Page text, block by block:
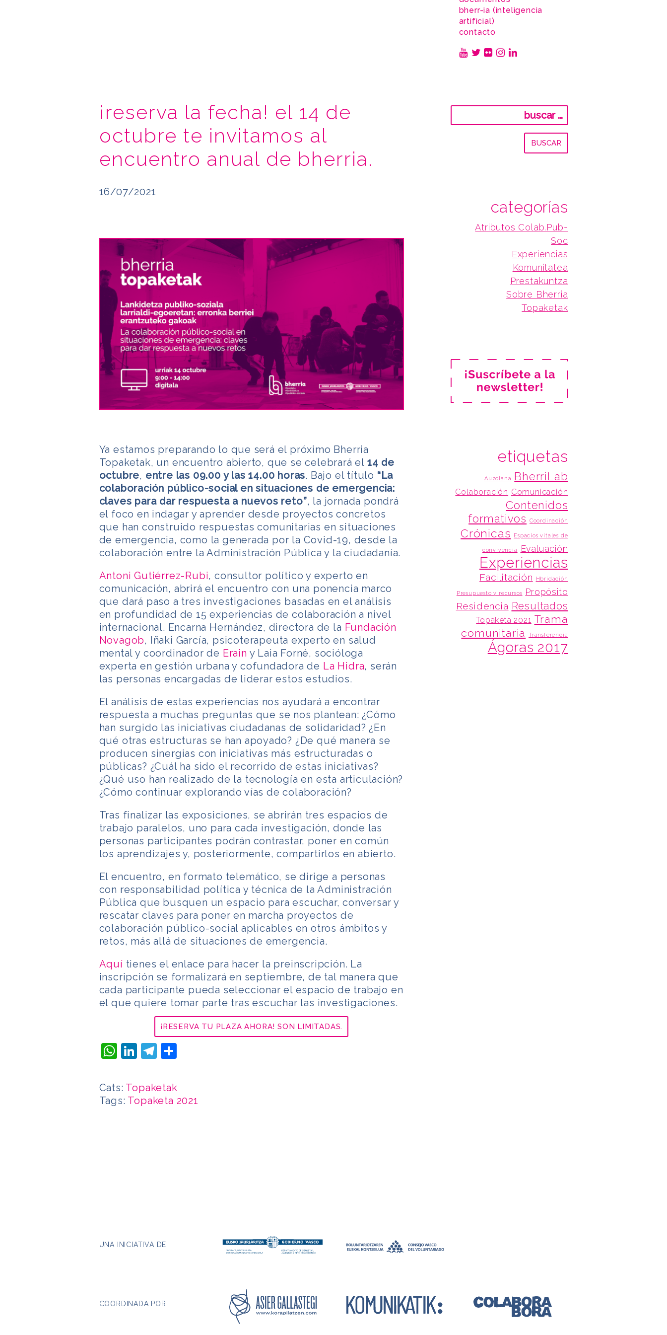
bherr-ia (inteligencia
artificial)
contacto
¡reserva la fecha! el 14 de
octubre te invitamos al
encuentro anual de bherria.
16/07/2021
Ya estamos preparando lo que será el próximo Bherria
Topaketak, un encuentro abierto, que se celebrará el 14 de
octubre, entre las 09.00 y las 14.00 horas. Bajo el título “La
colaboración público-social en situaciones de emergencia:
claves para dar respuesta a nuevos reto”, la jornada pondrá
el foco en indagar y aprender desde proyectos concretos
que han construido respuestas comunitarias en situaciones
de emergencia, como la generada por la Covid-19, desde la
colaboración entre la Administración Pública y la ciudadanía.
Antoni Gutiérrez-Rubi, consultor político y experto en
comunicación, abrirá el encuentro con una ponencia marco
que dará paso a tres investigaciones basadas en el análisis
en profundidad de 15 experiencias de colaboración a nivel
internacional. Encarna Hernández, directora de la Fundación
Novagob, Iñaki García, psicoterapeuta experto en salud
mental y coordinador de Erain y Laia Forné, socióloga
experta en gestión urbana y cofundadora de La Hidra, serán
las personas encargadas de liderar estos estudios.
El análisis de estas experiencias nos ayudará a encontrar
respuesta a muchas preguntas que se nos plantean: ¿Cómo
han surgido las iniciativas ciudadanas de solidaridad? ¿En
qué otras estructuras se han apoyado? ¿De qué manera se
producen sinergias con iniciativas más estructuradas o
públicas? ¿Cuál ha sido el recorrido de estas iniciativas?
¿Qué uso han realizado de la tecnología en esta articulación?
¿Cómo continuar explorando vías de colaboración?
Tras finalizar las exposiciones, se abrirán tres espacios de
trabajo paralelos, uno para cada investigación, donde las
personas participantes podrán contrastar, poner en común
los aprendizajes y, posteriormente, compartirlos en abierto.
El encuentro, en formato telemático, se dirige a personas
con responsabilidad política y técnica de la Administración
Pública que busquen un espacio para escuchar, conversar y
rescatar claves para poner en marcha proyectos de
colaboración público-social aplicables en otros ámbitos y
retos, más allá de situaciones de emergencia.
Aquí tienes el enlace para hacer la preinscripción. La
inscripción se formalizará en septiembre, de tal manera que
cada participante pueda seleccionar el espacio de trabajo en
el que quiere tomar parte tras escuchar las investigaciones.
¡RESERVA TU PLAZA AHORA! SON LIMITADAS.
WhatsApp
LinkedIn
Telegram
Compartir
Cats: Topaketak
Tags: Topaketa 2021
categorías
Atributos Colab.Pub-
Soc
Experiencias
Komunitatea
Prestakuntza
Sobre Bherria
Topaketak
etiquetas
Auzolana BherriLab
Colaboración Comunicación
Contenidos
formativos
Coordinación
Crónicas Espacios vitales de
convivencia Evaluación
Experiencias
Facilitación Hbridación
Presupuesto y recursos Propósito
Residencia Resultados
Topaketa 2021 Trama
comunitaria
Transferencia
Ágoras 2017
UNA INICIATIVA DE:
COORDINADA POR: